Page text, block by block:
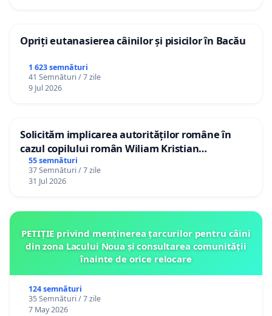
Opriți eutanasierea câinilor și pisicilor în Bacău
1 623 semnături
41 Semnături / 7 zile
9 Jul 2026
Solicităm implicarea autorităților române în
cazul copilului român Wiliam Kristian
Gheorghe, aflat în plasament în Danemarca de
12 ani
55 semnături
37 Semnături / 7 zile
31 Jul 2026
PETIȚIE privind menținerea țarcurilor pentru câini
din zona Lacului Noua și consultarea comunității
înainte de orice relocare
124 semnături
35 Semnături / 7 zile
7 May 2026